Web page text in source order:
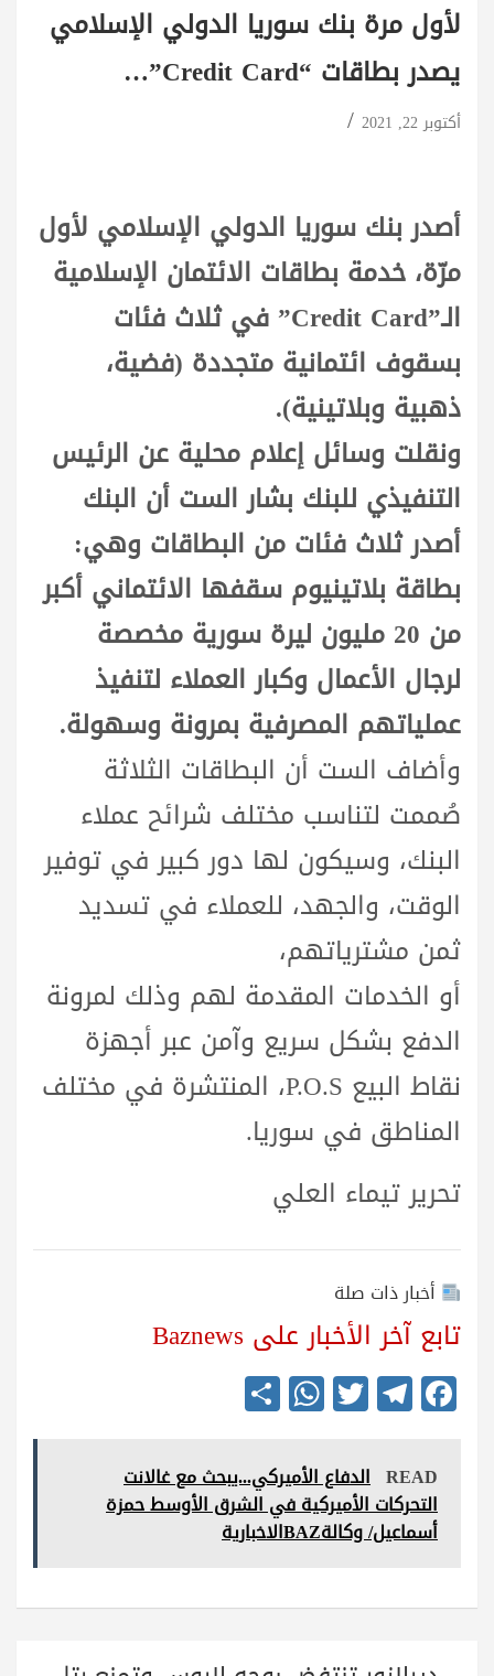
لأول مرة بنك سوريا الدولي الإسلامي
يصدر بطاقات “Credit Card”…
أكتوبر 22, 2021
أصدر بنك سوريا الدولي الإسلامي لأول
مرّة، خدمة بطاقات الائتمان الإسلامية
الـ”Credit Card” في ثلاث فئات
بسقوف ائتمانية متجددة (فضية،
ذهبية وبلاتينية).
ونقلت وسائل إعلام محلية عن الرئيس
التنفيذي للبنك بشار الست أن البنك
أصدر ثلاث فئات من البطاقات وهي:
بطاقة بلاتينيوم سقفها الائتماني أكبر
من 20 مليون ليرة سورية مخصصة
لرجال الأعمال وكبار العملاء لتنفيذ
عملياتهم المصرفية بمرونة وسهولة.
وأضاف الست أن البطاقات الثلاثة
صُممت لتناسب مختلف شرائح عملاء
البنك، وسيكون لها دور كبير في توفير
الوقت، والجهد، للعملاء في تسديد
ثمن مشترياتهم،
أو الخدمات المقدمة لهم وذلك لمرونة
الدفع بشكل سريع وآمن عبر أجهزة
نقاط البيع P.O.S، المنتشرة في مختلف
المناطق في سوريا.
تحرير تيماء العلي
أخبار ذات صلة
تابع آخر الأخبار على Baznews
Fa
ce
bo
ok
Te
le
gr
a
m
T
wi
tte
r
W
ha
ts
A
pp
re READ الدفاع الأميركي...يبحث مع غالانت
التحركات الأميركية في الشرق الأوسط حمزة
أسماعيل/ وكالةBAZالاخبارية